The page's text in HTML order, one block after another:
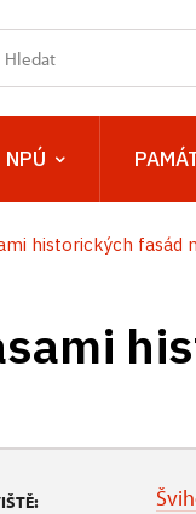
NPÚ
historických fasád